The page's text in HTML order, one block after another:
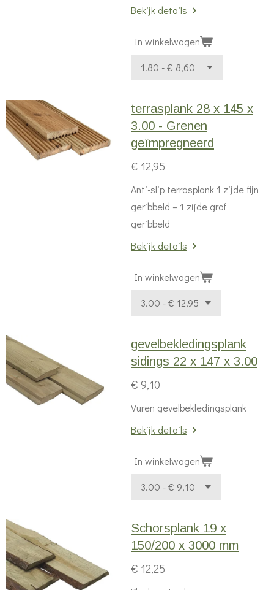
Bekijk details
In winkelwagen
terrasplank 28 x 145 x
3.00 - Grenen
geïmpregneerd
€ 12,95
Anti-slip terrasplank 1 zijde fijn
geribbeld – 1 zijde grof
geribbeld
Bekijk details
In winkelwagen
gevelbekledingsplank
sidings 22 x 147 x 3.00
€ 9,10
Vuren gevelbekledingsplank
Bekijk details
In winkelwagen
Schorsplank 19 x
150/200 x 3000 mm
€ 12,25